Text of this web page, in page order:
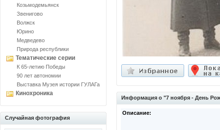
Козьмодемьянск
Звенигово
Волжск
Юрино
Медведево
Природа республики
Тематические серии
К 65-летию Победы
90 лет автономии
Выставка Музея истории ГУЛАГа
Кинохроника
Случайная фотография
Информация о "7 ноября - День
Описание: